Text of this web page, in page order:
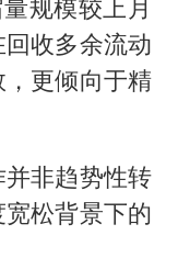
规模较上月
收多余流动
更倾向于精
非趋势性转
松背景下的